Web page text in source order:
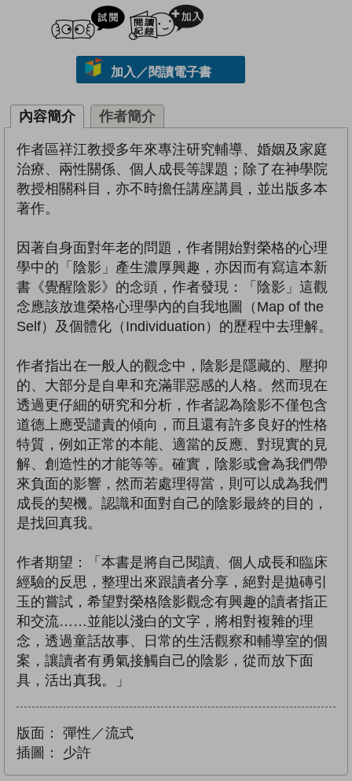
試閲
加入／閱讀電子書
內容簡介 作者簡介
作者區祥江教授多年來專注研究輔導、婚姻及家庭
治療、兩性關係、個人成長等課題；除了在神學院
教授相關科目，亦不時擔任講座講員，並出版多本
著作。
因著自身面對年老的問題，作者開始對榮格的心理
學中的「陰影」產生濃厚興趣，亦因而有寫這本新
書《覺醒陰影》的念頭，作者發現：「陰影」這觀
念應該放進榮格心理學內的自我地圖（Map of the
Self）及個體化（Individuation）的歷程中去理解。
作者指出在一般人的觀念中，陰影是隱藏的、壓抑
的、大部分是自卑和充滿罪惡感的人格。然而現在
透過更仔細的研究和分析，作者認為陰影不僅包含
道德上應受譴責的傾向，而且還有許多良好的性格
特質，例如正常的本能、適當的反應、對現實的見
解、創造性的才能等等。確實，陰影或會為我們帶
來負面的影響，然而若處理得當，則可以成為我們
成長的契機。認識和面對自己的陰影最終的目的，
是找回真我。
作者期望：「本書是將自己閱讀、個人成長和臨床
經驗的反思，整理出來跟讀者分享，絕對是拋磚引
玉的嘗試，希望對榮格陰影觀念有興趣的讀者指正
和交流……並能以淺白的文字，將相對複雜的理
念，透過童話故事、日常的生活觀察和輔導室的個
案，讓讀者有勇氣接觸自己的陰影，從而放下面
具，活出真我。」
版面：
彈性／流式
插圖：
少許